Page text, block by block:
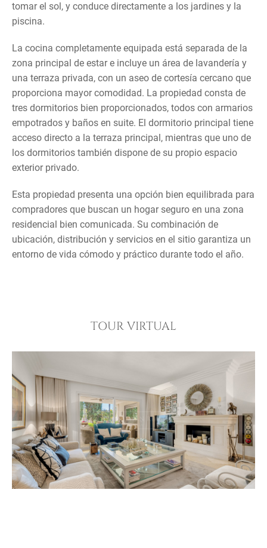
tomar el sol, y conduce directamente a los jardines y la
piscina.
La cocina completamente equipada está separada de la
zona principal de estar e incluye un área de lavandería y
una terraza privada, con un aseo de cortesía cercano que
proporciona mayor comodidad. La propiedad consta de
tres dormitorios bien proporcionados, todos con armarios
empotrados y baños en suite. El dormitorio principal tiene
acceso directo a la terraza principal, mientras que uno de
los dormitorios también dispone de su propio espacio
exterior privado.
Esta propiedad presenta una opción bien equilibrada para
compradores que buscan un hogar seguro en una zona
residencial bien comunicada. Su combinación de
ubicación, distribución y servicios en el sitio garantiza un
entorno de vida cómodo y práctico durante todo el año.
TOUR VIRTUAL